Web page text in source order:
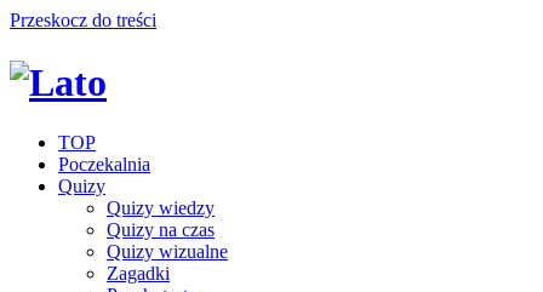
Przeskocz do treści
TOP
Poczekalnia
Quizy
Quizy wiedzy
Quizy na czas
Quizy wizualne
Zagadki